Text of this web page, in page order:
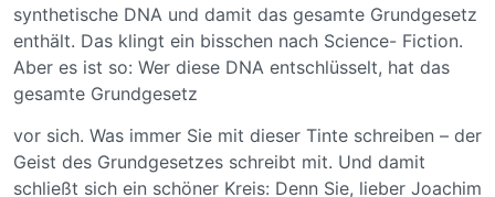
synthetische DNA und damit das gesamte Grundgesetz
enthält. Das klingt ein bisschen nach Science- Fiction.
Aber es ist so: Wer diese DNA entschlüsselt, hat das
gesamte Grundgesetz
vor sich. Was immer Sie mit dieser Tinte schreiben – der
Geist des Grundgesetzes schreibt mit. Und damit
schließt sich ein schöner Kreis: Denn Sie, lieber Joachim